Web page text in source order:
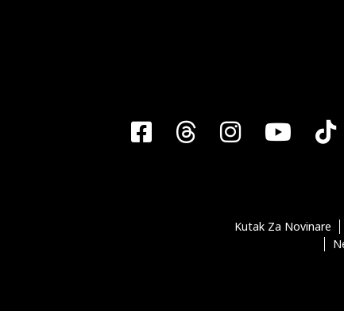
Facebook
ThreadsInstagram
Kutak Za Novinare